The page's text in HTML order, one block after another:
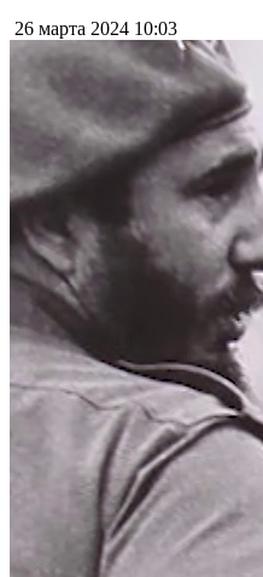
26 марта 2024 10:03